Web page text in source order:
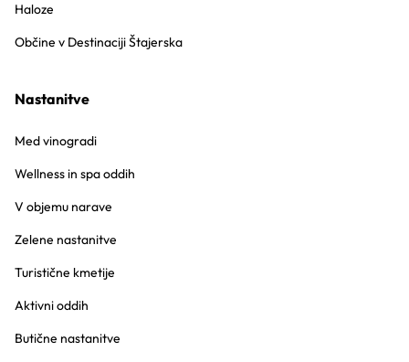
Haloze
Občine v Destinaciji Štajerska
Nastanitve
Med vinogradi
Wellness in spa oddih
V objemu narave
Zelene nastanitve
Turistične kmetije
Aktivni oddih
Butične nastanitve